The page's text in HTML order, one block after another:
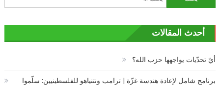
عن:
أحدث المقالات
أيّ تحدّيات يواجهها حزب الله؟
برنامج شامل لإعادة هندسة غزّة | ترامب ونتنياهو للفلسطينيين: سلّموا